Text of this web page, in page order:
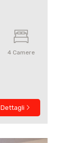
4 Camere
Dettagli